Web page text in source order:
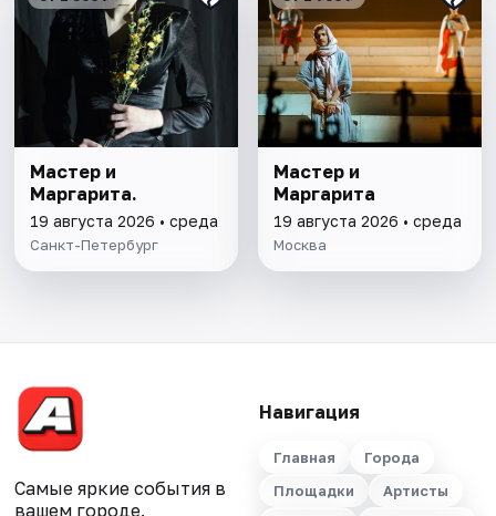
Мастер и
Маргарита.
19 августа 2026 • среда
Санкт-Петербург
Мастер и
Маргарита
19 августа 2026 • среда
Москва
Самые яркие события в
вашем городе.
Навигация
Главная
Города
Площадки
Артисты